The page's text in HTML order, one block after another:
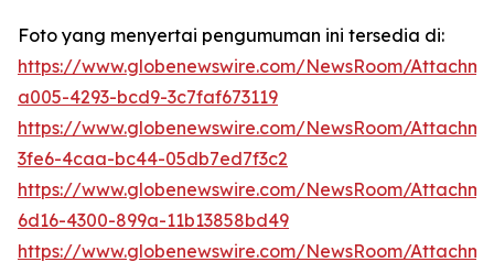
Foto yang menyertai pengumuman ini tersedia di:
https://www.globenewswire.com/NewsRoom/
a005-4293-bcd9-3c7faf673119
https://www.globenewswire.com/NewsRoom/
3fe6-4caa-bc44-05db7ed7f3c2
https://www.globenewswire.com/NewsRoom/
6d16-4300-899a-11b13858bd49
https://www.globenewswire.com/NewsRoom/